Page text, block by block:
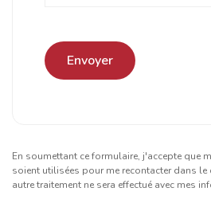
En soumettant ce formulaire, j'accepte que
soient utilisées pour me recontacter dans le
autre traitement ne sera effectué avec mes